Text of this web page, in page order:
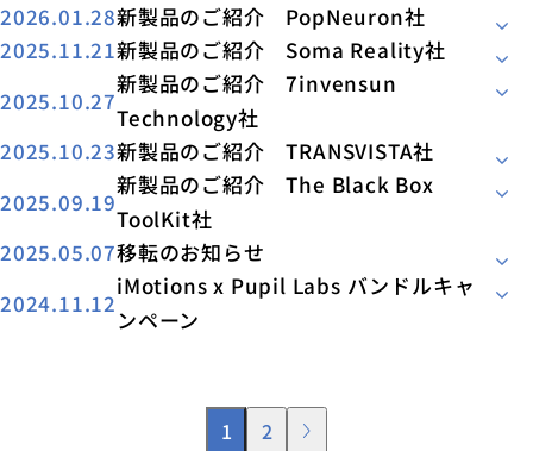
2026.01.28新製品のご紹介 PopNeuron社
2025.11.21新製品のご紹介 Soma Reality社
2025.10.27
新製品のご紹介 7invensun
Technology社
2025.10.23新製品のご紹介 TRANSVISTA社
2025.09.19
新製品のご紹介 The Black Box
ToolKit社
2025.05.07移転のお知らせ
2024.11.12
iMotions x Pupil Labs バンドルキャ
ンペーン
1 2